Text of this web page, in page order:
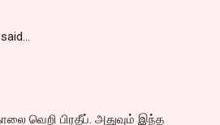
said…
வெறி பிரதீப். அதுவும் இந்த